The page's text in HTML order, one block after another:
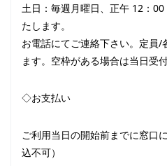
土日：毎週月曜日、正午 12：
たします。
お電話にてご連絡下さい。定員/
ます。空枠がある場合は当日受付
◇お支払い
ご利用当日の開始前までに窓口
込不可）